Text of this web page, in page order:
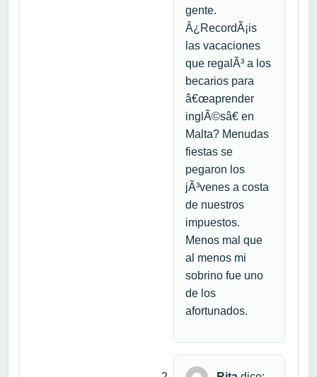
gente.
Â¿RecordÃ¡is
las vacaciones
que regalÃ³ a los
becarios para
â€œaprender
inglÃ©sâ€ en
Malta? Menudas
fiestas se
pegaron los
jÃ³venes a costa
de nuestros
impuestos.
Menos mal que
al menos mi
sobrino fue uno
de los
afortunados.